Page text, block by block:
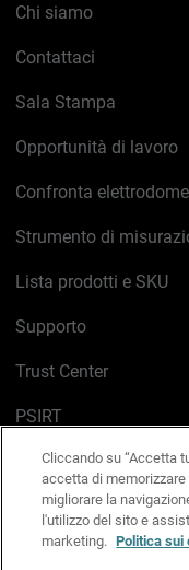
Chi siamo
Contattaci
Sala Stampa
Opportunità di lavoro
Confronta
Strumento di
Lista prodotti e SKU
Supporto
Trust Center
PSIRT
Politica sui cookie
Informativa sulla
Kit Media & Brand
Cliccando su “Accetta
accetta di
migliorare la
l'utilizzo del sito e
marketing. Politica sui